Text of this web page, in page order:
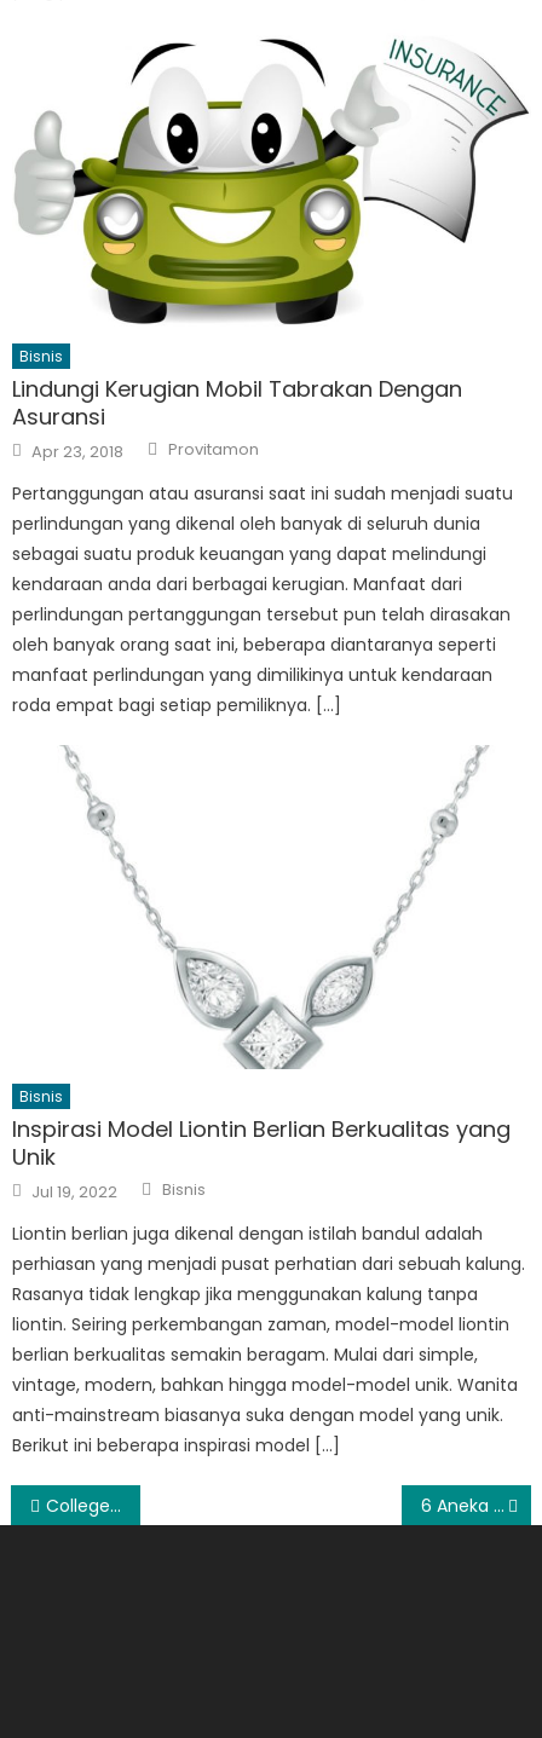
Bisnis
Lindungi Kerugian Mobil Tabrakan Dengan
Asuransi
Posted
on
Apr 23, 2018 Author
Provitamon
Pertanggungan atau asuransi saat ini sudah menjadi suatu
perlindungan yang dikenal oleh banyak di seluruh dunia
sebagai suatu produk keuangan yang dapat melindungi
kendaraan anda dari berbagai kerugian. Manfaat dari
perlindungan pertanggungan tersebut pun telah dirasakan
oleh banyak orang saat ini, beberapa diantaranya seperti
manfaat perlindungan yang dimilikinya untuk kendaraan
roda empat bagi setiap pemiliknya. […]
Bisnis
Inspirasi Model Liontin Berlian Berkualitas yang
Unik
Posted
on
Jul 19, 2022 Author
Bisnis
Liontin berlian juga dikenal dengan istilah bandul adalah
perhiasan yang menjadi pusat perhatian dari sebuah kalung.
Rasanya tidak lengkap jika menggunakan kalung tanpa
liontin. Seiring perkembangan zaman, model-model liontin
berlian berkualitas semakin beragam. Mulai dari simple,
vintage, modern, bahkan hingga model-model unik. Wanita
anti-mainstream biasanya suka dengan model yang unik.
Berikut ini beberapa inspirasi model […]
Post
College in Indonesia, Alasan Memilih Universitas Indonesia 6 Aneka Soto di Indonesia yang Terbukti Lezatnya